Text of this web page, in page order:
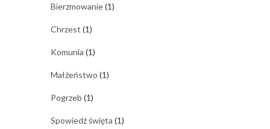
Bierzmowanie(1)
Chrzest (1)
Komunia (1)
Małżeństwo (1)
Pogrzeb (1)
Spowiedź święta (1)